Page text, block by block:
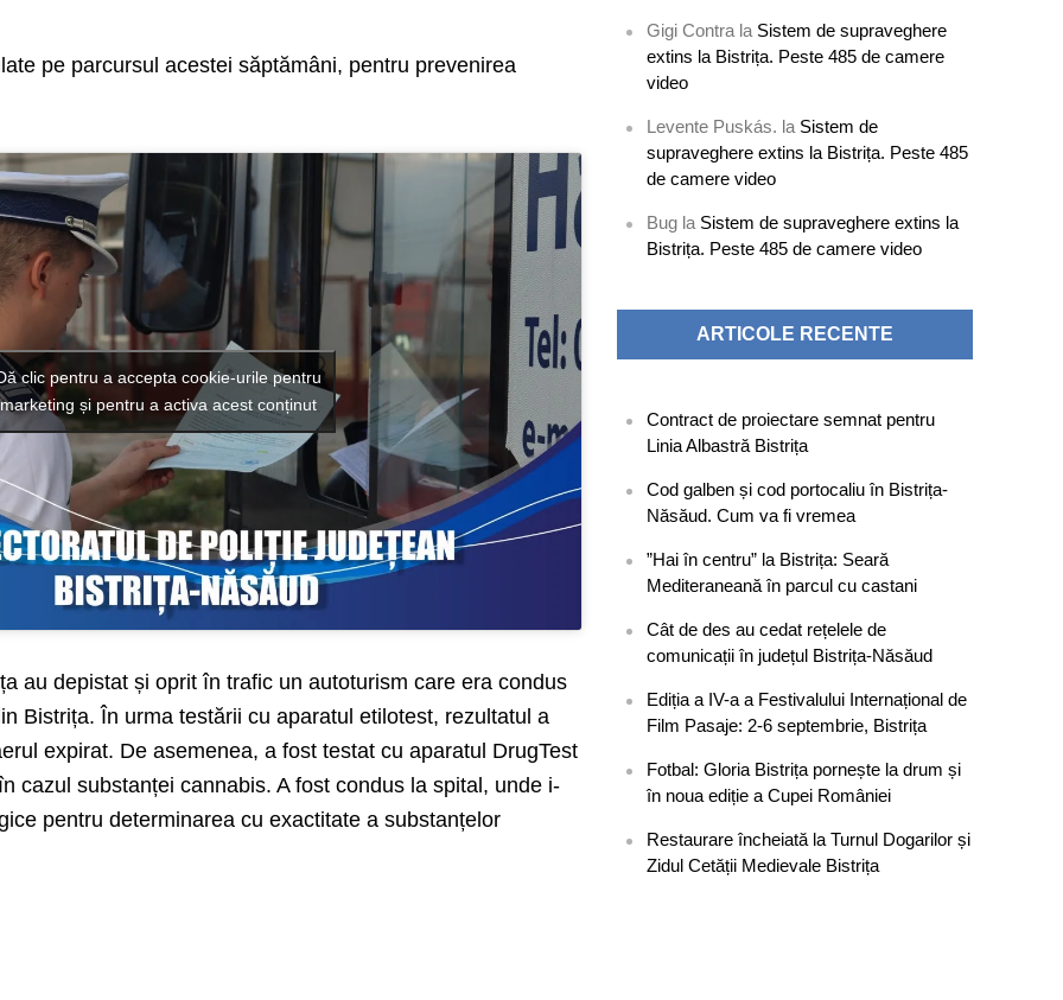
pe parcursul acestei săptămâni, pentru prevenirea
clic pentru a accepta cookie-urile pentru
marketing și pentru a activa acest conținut
au depistat și oprit în trafic un autoturism care era condus
Bistrița. În urma testării cu aparatul etilotest, rezultatul a
expirat. De asemenea, a fost testat cu aparatul DrugTest
cazul substanței cannabis. A fost condus la spital, unde i-
pentru determinarea cu exactitate a substanțelor
Gigi Contra la Sistem de supraveghere
extins la Bistrița. Peste 485 de camere
video
Levente Puskás. la Sistem de
supraveghere extins la Bistrița. Peste 485
de camere video
Bug la Sistem de supraveghere extins la
Bistrița. Peste 485 de camere video
ARTICOLE RECENTE
Contract de proiectare semnat pentru
Linia Albastră Bistrița
Cod galben și cod portocaliu în Bistrița-
Năsăud. Cum va fi vremea
”Hai în centru” la Bistrița: Seară
Mediteraneană în parcul cu castani
Cât de des au cedat rețelele de
comunicații în județul Bistrița-Năsăud
Ediția a IV-a a Festivalului Internațional de
Film Pasaje: 2-6 septembrie, Bistrița
Fotbal: Gloria Bistrița pornește la drum și
în noua ediție a Cupei României
Restaurare încheiată la Turnul Dogarilor și
Zidul Cetății Medievale Bistrița